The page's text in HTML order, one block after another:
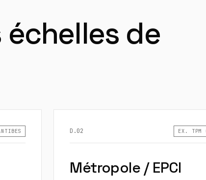
de
D.02 EX. TPM
Métropole / EPCI